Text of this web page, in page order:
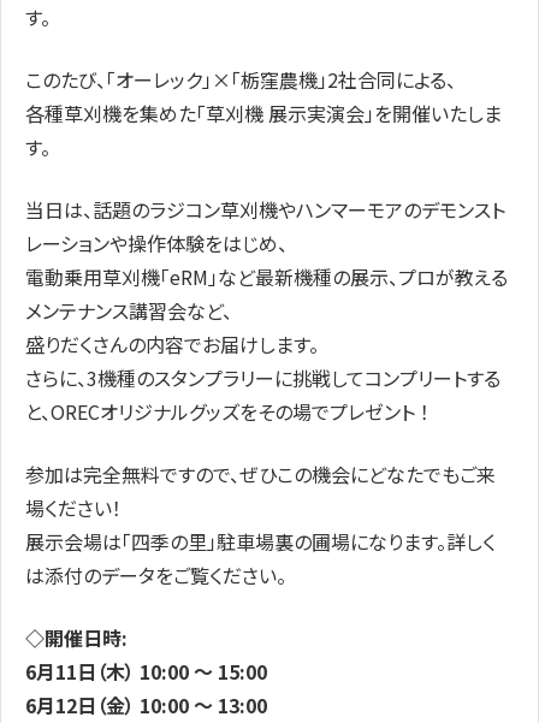
す。
このたび、「オーレック」×「栃窪農機」2社合同による、
各種草刈機を集めた「草刈機 展示実演会」を開催いたしま
す。
当日は、話題のラジコン草刈機やハンマーモアのデモンスト
レーションや操作体験をはじめ、
電動乗用草刈機「eRM」など最新機種の展示、プロが教える
メンテナンス講習会など、
盛りだくさんの内容でお届けします。
さらに、3機種のスタンプラリーに挑戦してコンプリートする
と、ORECオリジナルグッズをその場でプレゼント ！
参加は完全無料ですので、ぜひこの機会にどなたでもご来
場ください！
展示会場は「四季の里」駐車場裏の圃場になります。詳しく
は添付のデータをご覧ください。
◇開催日時:
6月11日（木） 10:00 〜 15:00
6月12日（金） 10:00 〜 13:00